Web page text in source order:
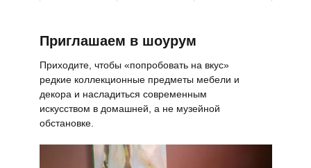
Приглашаем в шоурум
Приходите, чтобы «попробовать на вкус»
редкие коллекционные предметы мебели и
декора и насладиться современным
искусством в домашней, а не музейной
обстановке.